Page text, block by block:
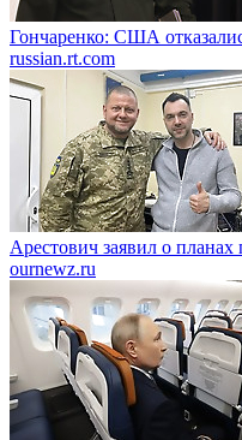
Гончаренко: США
russian.rt.com
Арестович заявил о
ournewz.ru